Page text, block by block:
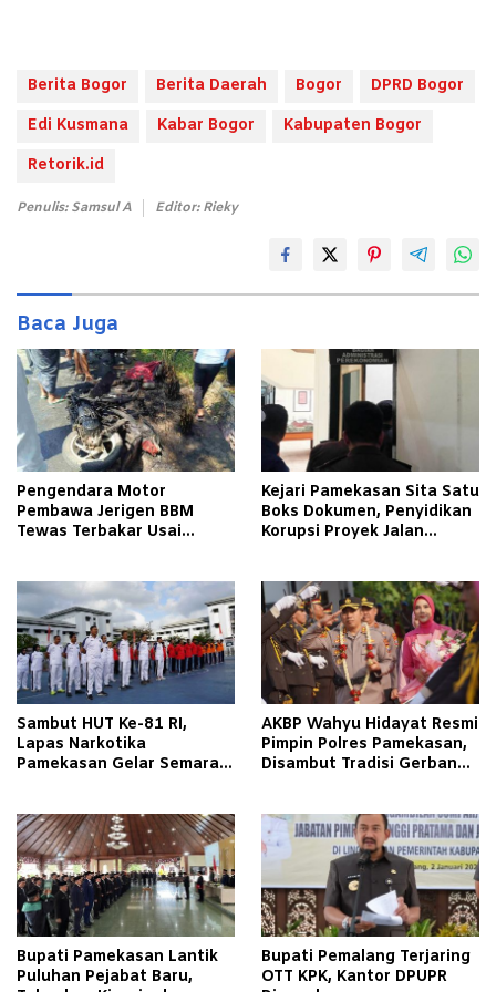
Berita Bogor Berita Daerah Bogor
DPRD Bogor
Edi Kusmana
Kabar Bogor
Kabupaten Bogor
Retorik.id
Penulis: Samsul A Editor: Rieky
Baca Juga
Pengendara Motor
Pembawa Jerigen BBM
Tewas Terbakar Usai
Pamekasan
Kejari Pamekasan Sita Satu
Boks Dokumen, Penyidikan
Korupsi Proyek Jalan
Sambut HUT Ke-81 RI,
Lapas Narkotika
Pamekasan Gelar Semarak
AKBP Wahyu Hidayat Resmi
Pimpin Polres Pamekasan,
Disambut Tradisi Gerbang
Bupati Pamekasan Lantik
Puluhan Pejabat Baru,
Bupati Pemalang Terjaring
OTT KPK, Kantor DPUPR